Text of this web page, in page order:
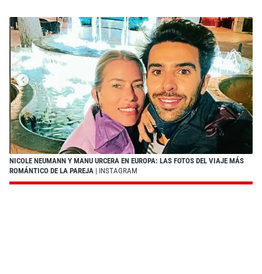
NICOLE NEUMANN Y MANU URCERA EN EUROPA: LAS FOTOS DEL VIAJE MÁS
ROMÁNTICO DE LA PAREJA | INSTAGRAM